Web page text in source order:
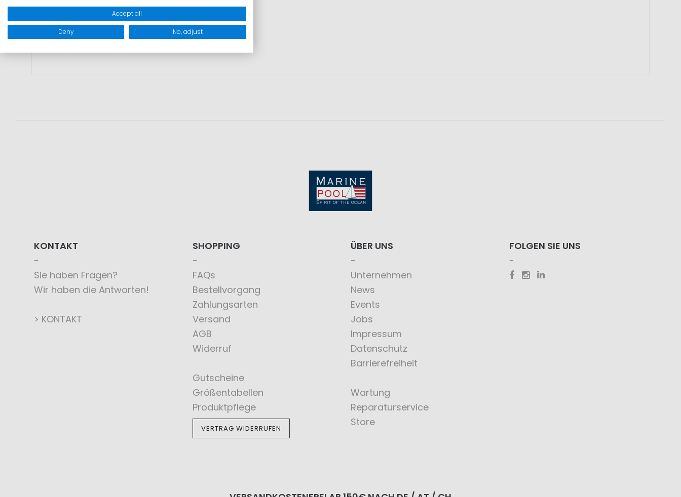
• besonders warm und weich
• spezielle Technik aus Druck und Stick
KONTAKT
Sie haben Fragen?
Wir haben die Antworten!
> KONTAKT
SHOPPING
FAQs
Bestellvorgang
Zahlungsarten
Versand
AGB
Widerruf
Gutscheine
Größentabellen
Produktpflege
VERTRAG WIDERRUFEN
ÜBER UNS
Unternehmen
News
Events
Jobs
Impressum
Datenschutz
Barrierefreiheit
Wartung
Reparaturservice
Store
FOLGEN SIE UNS
Accept all
Deny No, adjust